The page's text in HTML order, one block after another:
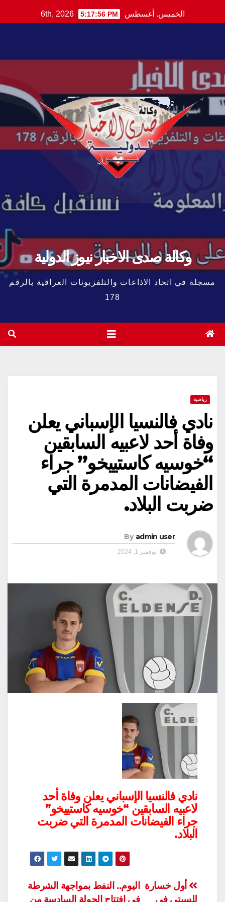
to
الخميس. أغسطس 6th, 2026 5:17:56 PM
وكالة صدى الاخبار نيوز الدولية
مسجلة في اتحاد الاذاعات والتلفزيونات العراقية بالرقم
178
رياضية
نادي فالنسيا الإسباني يعلن
وفاة أحد لاعبيه السابقين
“خوسيه كاستييخو” جراء
الفيضانات المدمرة التي
ضربت البلاد.
By admin user
نوفمبر 1, 2024
نادي فالنسيا الإسباني يعلن وفاة أحد
لاعبيه السابقين “خوسيه كاستييخو”
جراء الفيضانات المدمرة التي ضربت
البلاد.
تصفّح
اليوم.. النفط بمواجهة الشرطة
في افتتاح الجولة السادسة من
أول خسارة
للسيتي في